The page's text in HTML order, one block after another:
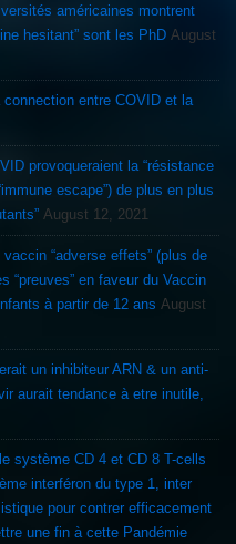
américaines montrent
hesitant” sont les PhD August
entre COVID et la
provoqueraient la “résistance
escape”) de plus en plus
August 12, 2021
“adverse effets” (plus de
“preuves” en faveur du Vaccin
à partir de 12 ans August
un inhibiteur ARN & un anti-
aurait tendance à etre inutile,
interféron du type 1, inter
pour contrer efficacement
une fin à cette Pandémie